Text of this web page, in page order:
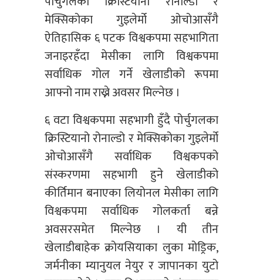
मेक्सिकोका गुइलेर्मो ओचोआसँगै
ऐतिहासिक ६ पटक विश्वकपमा सहभागिता
जनाइरहँदा मेसीका लागि विश्वकपमा
सर्वाधिक गोल गर्ने खेलाडीको रूपमा
आफ्नो नाम राख्ने अवसर मिल्नेछ ।
६ वटा विश्वकपमा सहभागी हुँदै पोर्चुगलका
क्रिस्टियानो रोनाल्डो र मेक्सिकोका गुइलेर्मो
ओचोआसँगै सर्वाधिक विश्वकपको
संस्करणमा सहभागी हुने खेलाडीको
कीर्तिमान बनाएका लियोनल मेसीका लागि
विश्वकपमा सर्वाधिक गोलकर्ता बन्ने
अवसरसमेत मिल्नेछ । यी तीन
खेलाडीबाहेक क्रोयसियाका लुका मोड्रिक,
जर्मनीका म्यानुयल नेयुर र जापानका युटो